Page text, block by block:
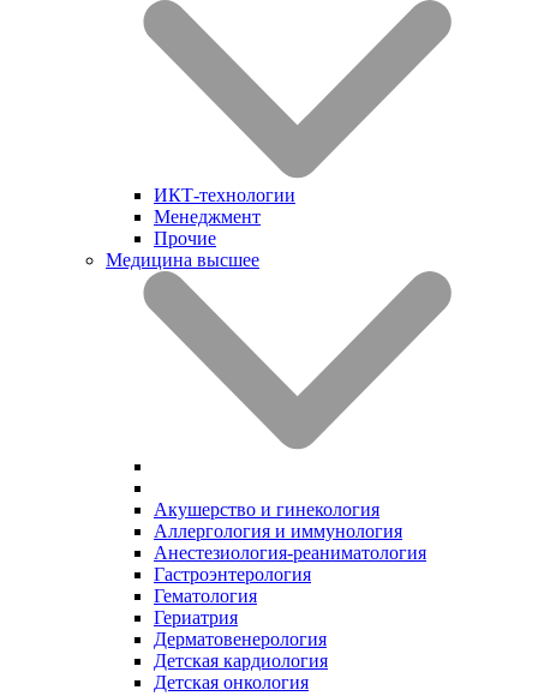
ИКТ-технологии
Менеджмент
Прочие
Медицина высшее
Акушерство и гинекология
Аллергология и иммунология
Анестезиология-реаниматология
Гастроэнтерология
Гематология
Гериатрия
Дерматовенерология
Детская кардиология
Детская онкология